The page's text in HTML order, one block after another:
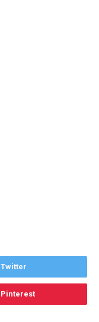
Twitter
Pinterest